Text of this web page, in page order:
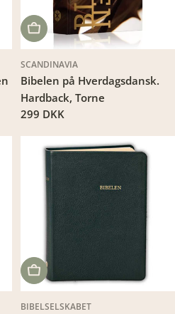
LÆG I KURV
SCANDINAVIA
Bibelen på Hverdagsdansk.
Hardback, Torne
Translation
299 DKK
LÆG I KURV
BIBELSELSKABET